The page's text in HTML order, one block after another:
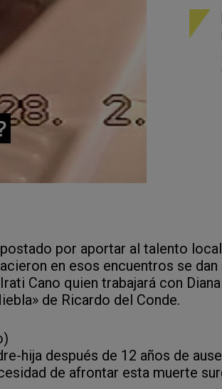
por aportar al talento
en esos encuentros se
Cano quien trabajará con
de Ricardo del Conde.
hija después de 12 años de
de afrontar esta muerte